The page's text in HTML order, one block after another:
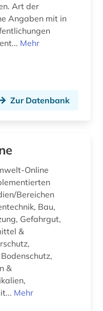
Art der
Angaben mit in
Mehr
Zur Datenbank
Online
Bereichen
Bau,
Gefahrgut,
&
&
Mehr